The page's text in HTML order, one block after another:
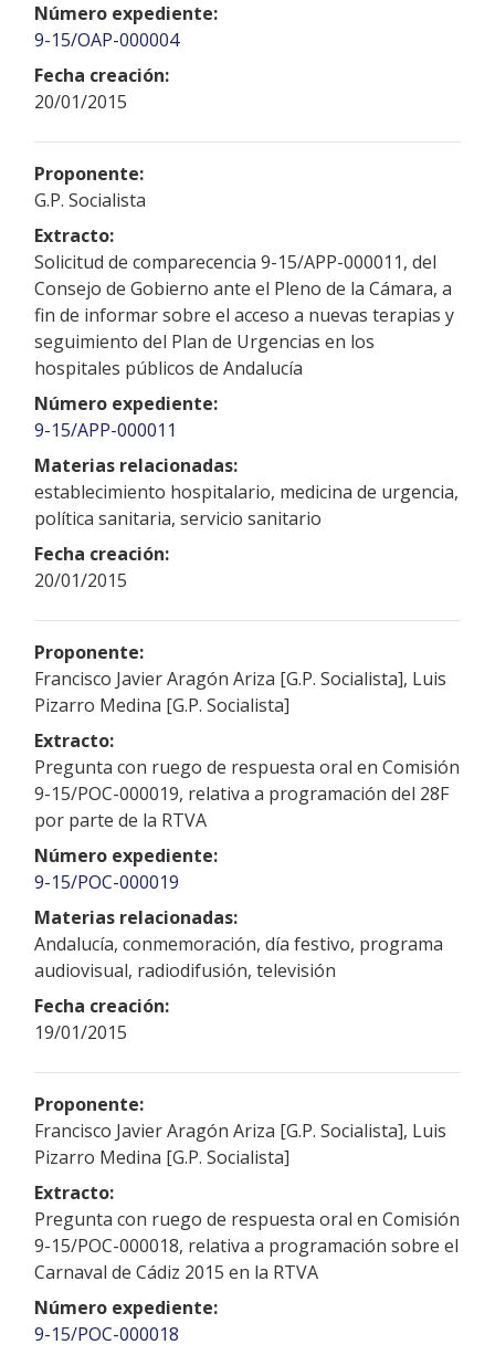
Número expediente:
9-15/OAP-000004
Fecha creación:
20/01/2015
Proponente:
G.P. Socialista
Extracto:
Solicitud de comparecencia 9-15/APP-000011, del
Consejo de Gobierno ante el Pleno de la Cámara, a
fin de informar sobre el acceso a nuevas terapias y
seguimiento del Plan de Urgencias en los
hospitales públicos de Andalucía
Número expediente:
9-15/APP-000011
Materias relacionadas:
establecimiento hospitalario, medicina de urgencia,
política sanitaria, servicio sanitario
Fecha creación:
20/01/2015
Proponente:
Francisco Javier Aragón Ariza [G.P. Socialista], Luis
Pizarro Medina [G.P. Socialista]
Extracto:
Pregunta con ruego de respuesta oral en Comisión
9-15/POC-000019, relativa a programación del 28F
por parte de la RTVA
Número expediente:
9-15/POC-000019
Materias relacionadas:
Andalucía, conmemoración, día festivo, programa
audiovisual, radiodifusión, televisión
Fecha creación:
19/01/2015
Proponente:
Francisco Javier Aragón Ariza [G.P. Socialista], Luis
Pizarro Medina [G.P. Socialista]
Extracto:
Pregunta con ruego de respuesta oral en Comisión
9-15/POC-000018, relativa a programación sobre el
Carnaval de Cádiz 2015 en la RTVA
Número expediente:
9-15/POC-000018